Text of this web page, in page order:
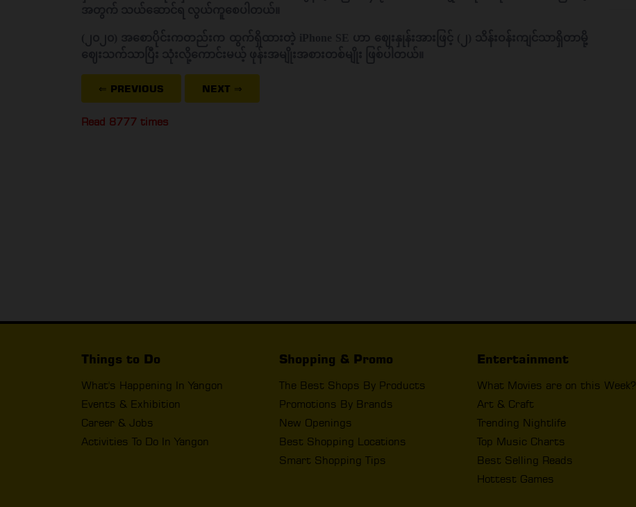
အတွက် သယ်ဆောင်ရ လွယ်ကူစေပါတယ်။
(၂၀၂၀) အစောပိုင်းကတည်းက ထွက်ရှိထားတဲ့ iPhone SE ဟာ ဈေးနှုန်းအားဖြင့် (၂) သိန်းဝန်းကျင်သာရှိတာမို့
ဈေးသက်သာပြီး သုံးလို့ကောင်းမယ့် ဖုန်းအမျိုးအစားတစ်မျိုး ဖြစ်ပါတယ်။
⇐ PREVIOUS NEXT ⇒
Read 8777 times
Things to Do
What's Happening In Yangon
Events & Exhibition
Career & Jobs
Activities To Do In Yangon
Shopping & Promo
The Best Shops By Products
Promotions By Brands
New Openings
Best Shopping Locations
Smart Shopping Tips
Entertainment
What Movies are on this Week?
Art & Craft
Trending Nightlife
Top Music Charts
Best Selling Reads
Hottest Games